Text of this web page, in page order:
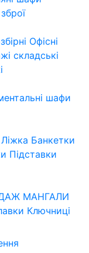
Офісні
складські
шафи
Ліжка Банкетки
Підставки
МАНГАЛИ
Ключниці